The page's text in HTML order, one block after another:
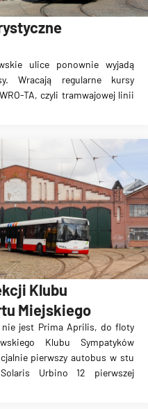
ulice ponownie wyjadą
Wracają regularne kursy
TA, czyli tramwajowej linii
Klubu
Miejskiego
jest Prima Aprilis, do floty
Klubu Sympatyków
pierwszy autobus w stu
Urbino 12 pierwszej